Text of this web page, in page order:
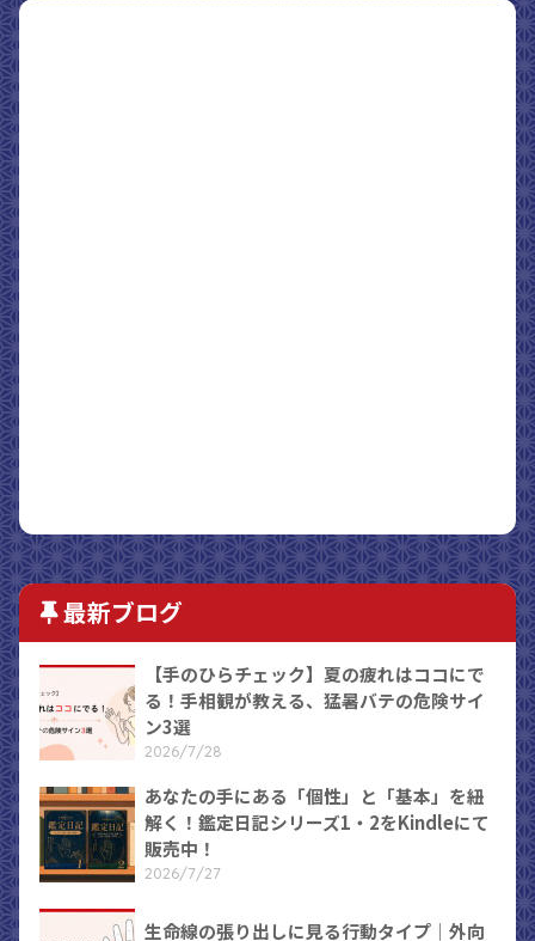
最新ブログ
【手のひらチェック】夏の疲れはココにで
る！手相観が教える、猛暑バテの危険サイ
ン3選
2026/7/28
あなたの手にある「個性」と「基本」を紐
解く！鑑定日記シリーズ1・2をKindleにて
販売中！
2026/7/27
生命線の張り出しに見る行動タイプ｜外向